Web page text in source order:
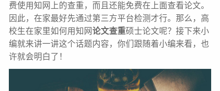
费使用知网上的查重，而且还能免费在上面查看论文。
因此，在家最好先通过第三方平台检测才行。那么，高
校生在家里如何用知网论文查重硕士论文呢？接下来小
编就来讲一讲这个话题内容，你们跟随着小编来看，也
许就会明白了！